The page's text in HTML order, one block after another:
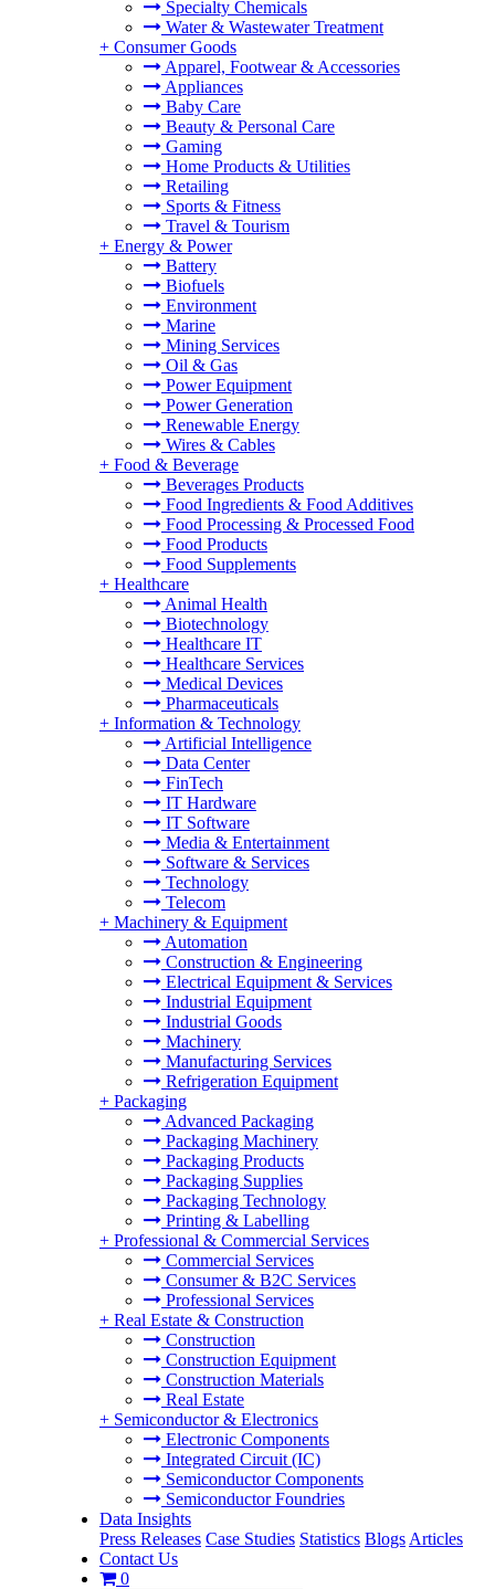
Specialty Chemicals
Water & Wastewater Treatment
+ Consumer Goods
Apparel, Footwear & Accessories
Appliances
Baby Care
Beauty & Personal Care
Gaming
Home Products & Utilities
Retailing
Sports & Fitness
Travel & Tourism
+ Energy & Power
Battery
Biofuels
Environment
Marine
Mining Services
Oil & Gas
Power Equipment
Power Generation
Renewable Energy
Wires & Cables
+ Food & Beverage
Beverages Products
Food Ingredients & Food Additives
Food Processing & Processed Food
Food Products
Food Supplements
+ Healthcare
Animal Health
Biotechnology
Healthcare IT
Healthcare Services
Medical Devices
Pharmaceuticals
+ Information & Technology
Artificial Intelligence
Data Center
FinTech
IT Hardware
IT Software
Media & Entertainment
Software & Services
Technology
Telecom
+ Machinery & Equipment
Automation
Construction & Engineering
Electrical Equipment & Services
Industrial Equipment
Industrial Goods
Machinery
Manufacturing Services
Refrigeration Equipment
+ Packaging
Advanced Packaging
Packaging Machinery
Packaging Products
Packaging Supplies
Packaging Technology
Printing & Labelling
+ Professional & Commercial Services
Commercial Services
Consumer & B2C Services
Professional Services
+ Real Estate & Construction
Construction
Construction Equipment
Construction Materials
Real Estate
+ Semiconductor & Electronics
Electronic Components
Integrated Circuit (IC)
Semiconductor Components
Semiconductor Foundries
Data Insights
Press Releases Case Studies Statistics Blogs Articles
Contact Us
0